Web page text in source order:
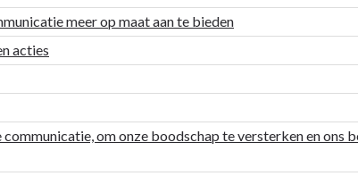
meer op maat aan te bieden
acties
om onze boodschap te versterken en ons